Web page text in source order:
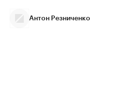
Антон Резниченко